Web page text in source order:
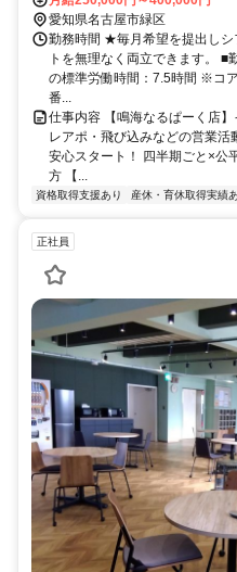
愛知県名古屋市緑区
勤務時間 ★毎月希望を提出しシ
トを無理なく両立できます。
の標準労働時間：7.5時間 ※コ
番...
仕事内容 【鳴海なるぱーく店
レアポ・飛び込みなどの営業活
安心スタート！ 四半期ごと×公
方 【...
資格取得支援あり 産休・育休取得実績
正社員